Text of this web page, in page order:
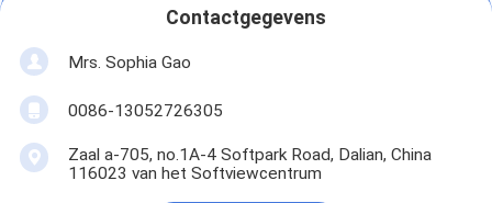
Zelfklevende Isolatieband
De Isolatieband van de glasdoek
Hittebestendige Isolatieband
De Plakband van de glasdoek
Contactgegevens
Mrs. Sophia Gao
0086-13052726305
Zaal a-705, no.1A-4 Softpark Road, Dalian, China
116023 van het Softviewcentrum